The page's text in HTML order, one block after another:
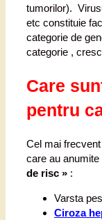
tumorilor).
etc constituie
categorie de
categorie ,
Care
pentru
Cel mai
care au
de risc » :
Varsta
Ciroza